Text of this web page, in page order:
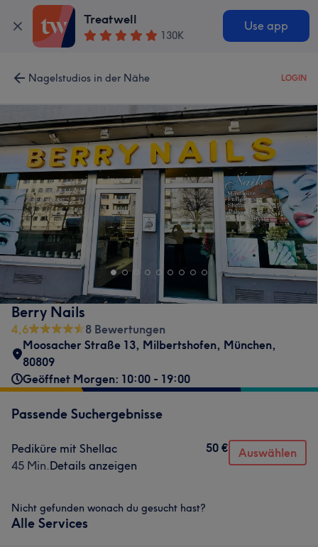
Treatwell
130K
Use app
Nagelstudios in der Nähe LOGIN
Berry Nails
4,6
8 Bewertungen
Moosacher Straße 13, Milbertshofen, München,
80809
Geöffnet Morgen: 10:00 - 19:00
Passende Suchergebnisse
Pediküre mit Shellac
45 Min.Details anzeigen
50 € Auswählen
Nicht gefunden wonach du gesucht hast?
Alle Services